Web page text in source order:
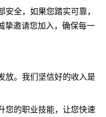
全，如果您踏实可靠，
挚邀请您加入，确保每一
放。我们坚信好的收入是
您的职业技能，让您快速